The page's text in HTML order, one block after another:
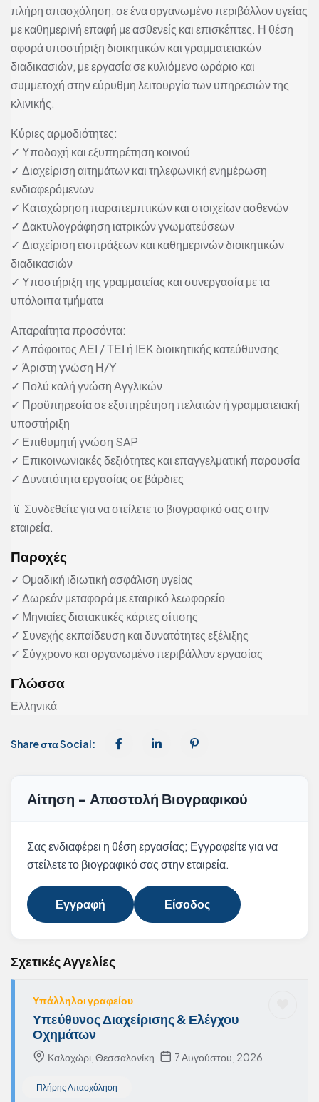
πλήρη απασχόληση, σε ένα οργανωμένο περιβάλλον υγείας
με καθημερινή επαφή με ασθενείς και επισκέπτες. Η θέση
αφορά υποστήριξη διοικητικών και γραμματειακών
διαδικασιών, με εργασία σε κυλιόμενο ωράριο και
συμμετοχή στην εύρυθμη λειτουργία των υπηρεσιών της
κλινικής.
Κύριες αρμοδιότητες:
✓ Υποδοχή και εξυπηρέτηση κοινού
✓ Διαχείριση αιτημάτων και τηλεφωνική ενημέρωση
ενδιαφερόμενων
✓ Καταχώρηση παραπεμπτικών και στοιχείων ασθενών
✓ Δακτυλογράφηση ιατρικών γνωματεύσεων
✓ Διαχείριση εισπράξεων και καθημερινών διοικητικών
διαδικασιών
✓ Υποστήριξη της γραμματείας και συνεργασία με τα
υπόλοιπα τμήματα
Απαραίτητα προσόντα:
✓ Απόφοιτος ΑΕΙ / ΤΕΙ ή ΙΕΚ διοικητικής κατεύθυνσης
✓ Άριστη γνώση Η/Υ
✓ Πολύ καλή γνώση Αγγλικών
✓ Προϋπηρεσία σε εξυπηρέτηση πελατών ή γραμματειακή
υποστήριξη
✓ Επιθυμητή γνώση SAP
✓ Επικοινωνιακές δεξιότητες και επαγγελματική παρουσία
✓ Δυνατότητα εργασίας σε βάρδιες
📎 Συνδεθείτε για να στείλετε το βιογραφικό σας στην
εταιρεία.
Παροχές
✓ Ομαδική ιδιωτική ασφάλιση υγείας
✓ Δωρεάν μεταφορά με εταιρικό λεωφορείο
✓ Μηνιαίες διατακτικές κάρτες σίτισης
✓ Συνεχής εκπαίδευση και δυνατότητες εξέλιξης
✓ Σύγχρονο και οργανωμένο περιβάλλον εργασίας
Γλώσσα
Ελληνικά
Share στα Social:
Αίτηση - Αποστολή Βιογραφικού
Σας ενδιαφέρει η θέση εργασίας; Εγγραφείτε για να
στείλετε το βιογραφικό σας στην εταιρεία.
Εγγραφή Είσοδος
Σχετικές Αγγελίες
Υπάλληλοι γραφείου
Υπεύθυνος Διαχείρισης & Ελέγχου
Οχημάτων
Καλοχώρι, Θεσσαλονίκη 7 Αυγούστου, 2026
Πλήρης Απασχόληση